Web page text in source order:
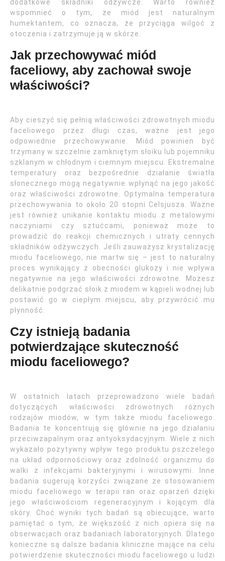
dodatkowe składniki odżywcze. Warto również
wspomnieć o tym, że miód jest naturalnym
humektantem, co oznacza, że przyciąga wilgoć z
otoczenia i zatrzymuje ją w skórze.
Jak przechowywać miód
faceliowy, aby zachował swoje
właściwości?
Aby cieszyć się pełnią właściwości zdrowotnych miodu
faceliowego przez długi czas, ważne jest jego
odpowiednie przechowywanie. Miód powinien być
trzymany w szczelnie zamkniętym słoiku lub pojemniku
szklanym w chłodnym i ciemnym miejscu. Ekstremalne
temperatury oraz bezpośrednie działanie światła
słonecznego mogą negatywnie wpłynąć na jego jakość
oraz właściwości zdrowotne. Optymalna temperatura
przechowywania to około 20 stopni Celsjusza. Ważne
jest również unikanie kontaktu miodu z metalowymi
naczyniami czy sztućcami, ponieważ może to
prowadzić do reakcji chemicznych i utraty cennych
składników odżywczych. Jeśli zauważysz krystalizację
miodu faceliowego, nie martw się – jest to naturalny
proces wynikający z obecności glukozy i nie wpływa
negatywnie na jego właściwości zdrowotne. Możesz
delikatnie podgrzać słoik z miodem w kąpieli wodnej lub
postawić go w ciepłym miejscu, aby przywrócić mu
płynność.
Czy istnieją badania
potwierdzające skuteczność
miodu faceliowego?
W ostatnich latach przeprowadzono wiele badań
dotyczących właściwości zdrowotnych różnych
rodzajów miodów, w tym także miodu faceliowego.
Badania te koncentrują się głównie na jego działaniu
przeciwzapalnym oraz antyoksydacyjnym. Wiele z nich
wykazało pozytywny wpływ tego produktu pszczelego
na układ odpornościowy oraz zdolność organizmu do
walki z infekcjami bakteryjnymi i wirusowymi. Inne
badania sugerują korzyści związane ze stosowaniem
miodu faceliowego w terapii ran oraz oparzeń dzięki
jego właściwościom regeneracyjnym i kojącym dla
skóry. Choć wyniki tych badań są obiecujące, warto
pamiętać o tym, że większość z nich opiera się na
obserwacjach oraz badaniach laboratoryjnych. Dlatego
konieczne są dalsze badania kliniczne mające na celu
potwierdzenie skuteczności miodu faceliowego u ludzi